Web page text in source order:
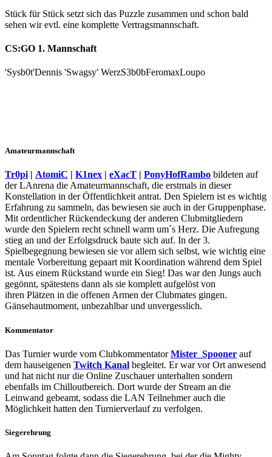
Stück für Stück setzt sich das Puzzle zusammen und schon bald
sehen wir evtl. eine komplette Vertragsmannschaft.
CS:GO 1. Mannschaft
'Sysb0t'Dennis 'Swagsy' WerzS3b0bFeromaxLoupo
Amateurmannschaft
Tr0pi| AtomiC | K1nex | eXacT | PonyHofRambo bildeten auf
der LAnrena die Amateurmannschaft, die erstmals in dieser
Konstellation in der Öffentlichkeit antrat. Den Spielern ist es wichtig
Erfahrung zu sammeln, das bewiesen sie auch in der Gruppenphase.
Mit ordentlicher Rückendeckung der anderen Clubmitgliedern
wurde den Spielern recht schnell warm um´s Herz. Die Aufregung
stieg an und der Erfolgsdruck baute sich auf. In der 3.
Spielbegegnung bewiesen sie vor allem sich selbst, wie wichtig eine
mentale Vorbereitung gepaart mit Koordination während dem Spiel
ist. Aus einem Rückstand wurde ein Sieg! Das war den Jungs auch
gegönnt, spätestens dann als sie komplett aufgelöst von
ihren Plätzen in die offenen Armen der Clubmates gingen.
Gänsehautmoment, unbezahlbar und unvergesslich.
Kommentator
Das Turnier wurde vom ClubkommentatorMister_Spooner auf
dem hauseigenen Twitch Kanal begleitet. Er war vor Ort anwesend
und hat nicht nur die Online Zuschauer unterhalten sondern
ebenfalls im Chilloutbereich. Dort wurde der Stream an die
Leinwand gebeamt, sodass die LAN Teilnehmer auch die
Möglichkeit hatten den Turnierverlauf zu verfolgen.
Siegerehrung